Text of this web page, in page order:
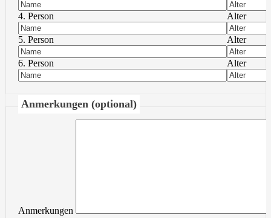
4. Person Alter
5. Person Alter
6. Person Alter
Anmerkungen (optional)
Anmerkungen